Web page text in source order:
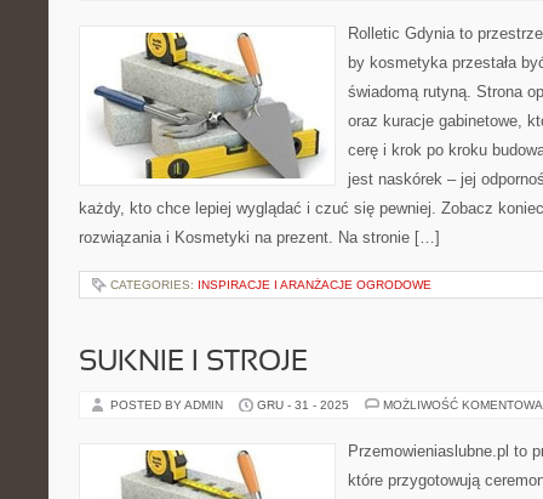
Rolletic Gdynia to
by kosmetyka przestała
świadomą rutyną. Strona
oraz kuracje gabinetowe,
cerę i krok po kroku
jest naskórek – jej
każdy, kto chce lepiej wyglądać i czuć się pewniej. Zobacz
rozwiązania i Kosmetyki na prezent. Na stronie […]
CATEGORIES: INSPIRACJE I ARANŻACJE OGRODOWE
SUKNIE I STROJE
POSTED BY ADMIN GRU - 31 - 2025 MOŻLIWOŚĆ
Przemowieniaslubne.pl to
które przygotowują